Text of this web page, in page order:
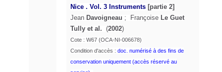
Nice . Vol. 3 Instruments [partie 2]
Jean Davoigneau ; Françoise Le Guet
Tully et al. (2002)
Cote : W67 (OCA-NI-006678)
Condition d'accès : doc. numérisé à des fins de
conservation uniquement (accès réservé au